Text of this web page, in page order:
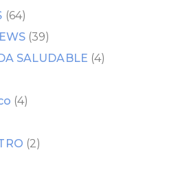
(64)
(39)
SALUDABLE (4)
(4)
(2)